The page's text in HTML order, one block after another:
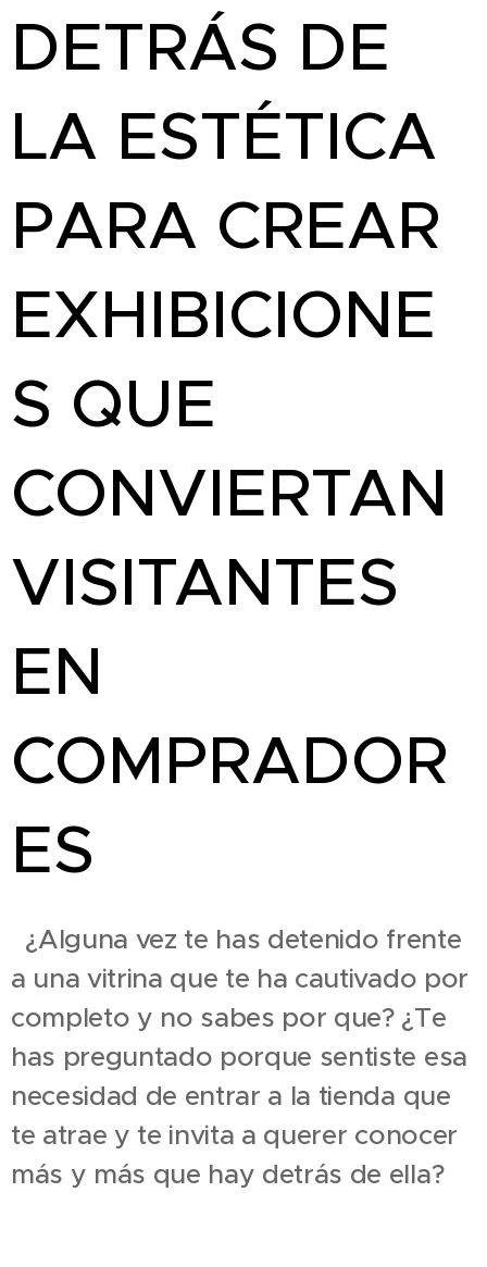
DETRÁS DE
LA ESTÉTICA
PARA CREAR
EXHIBICIONE
S QUE
CONVIERTAN
VISITANTES
EN
COMPRADOR
ES
¿Alguna vez te has detenido frente
a una vitrina que te ha cautivado por
completo y no sabes por que? ¿Te
has preguntado porque sentiste esa
necesidad de entrar a la tienda que
te atrae y te invita a querer conocer
más y más que hay detrás de ella?